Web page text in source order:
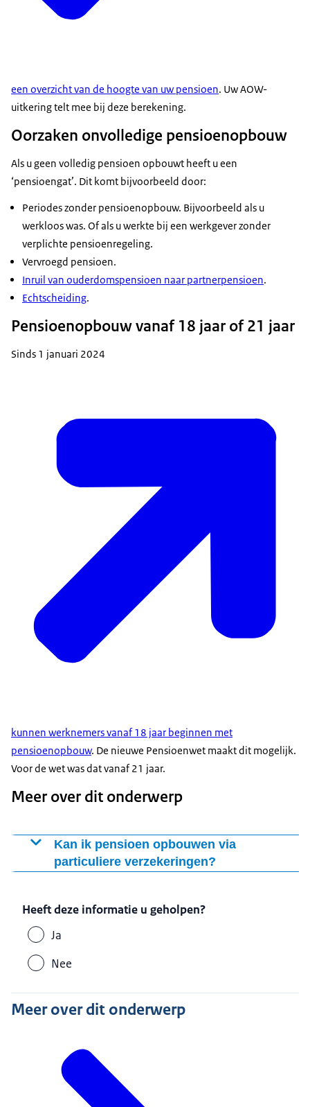
een overzicht van de hoogte van uw pensioen. Uw AOW-
uitkering telt mee bij deze berekening.
Oorzaken onvolledige pensioenopbouw
Als u geen volledig pensioen opbouwt heeft u een
‘pensioengat’. Dit komt bijvoorbeeld door:
Periodes zonder pensioenopbouw. Bijvoorbeeld als u
werkloos was. Of als u werkte bij een werkgever zonder
verplichte pensioenregeling.
Vervroegd pensioen.
Inruil van ouderdomspensioen naar partnerpensioen.
Echtscheiding.
Pensioenopbouw vanaf 18 jaar of 21 jaar
Sinds 1 januari 2024
kunnen werknemers vanaf 18 jaar beginnen met
pensioenopbouw. De nieuwe Pensioenwet maakt dit mogelijk.
Voor de wet was dat vanaf 21 jaar.
Meer over dit onderwerp
Kan ik pensioen opbouwen via
particuliere verzekeringen?
lijfrenteverzekering of een koopsompolis.
Vooral zelfstandig ondernemers bouwen op die manier
pensioen op. Zij konden ook tot 2023 jaarlijks een
Heeft deze informatie u geholpen?
Ja
Nee
Meer over dit onderwerp